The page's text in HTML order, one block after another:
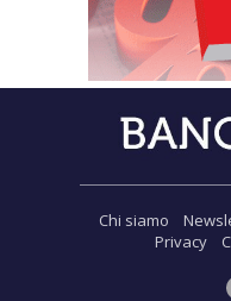
Chi siamo
Privacy